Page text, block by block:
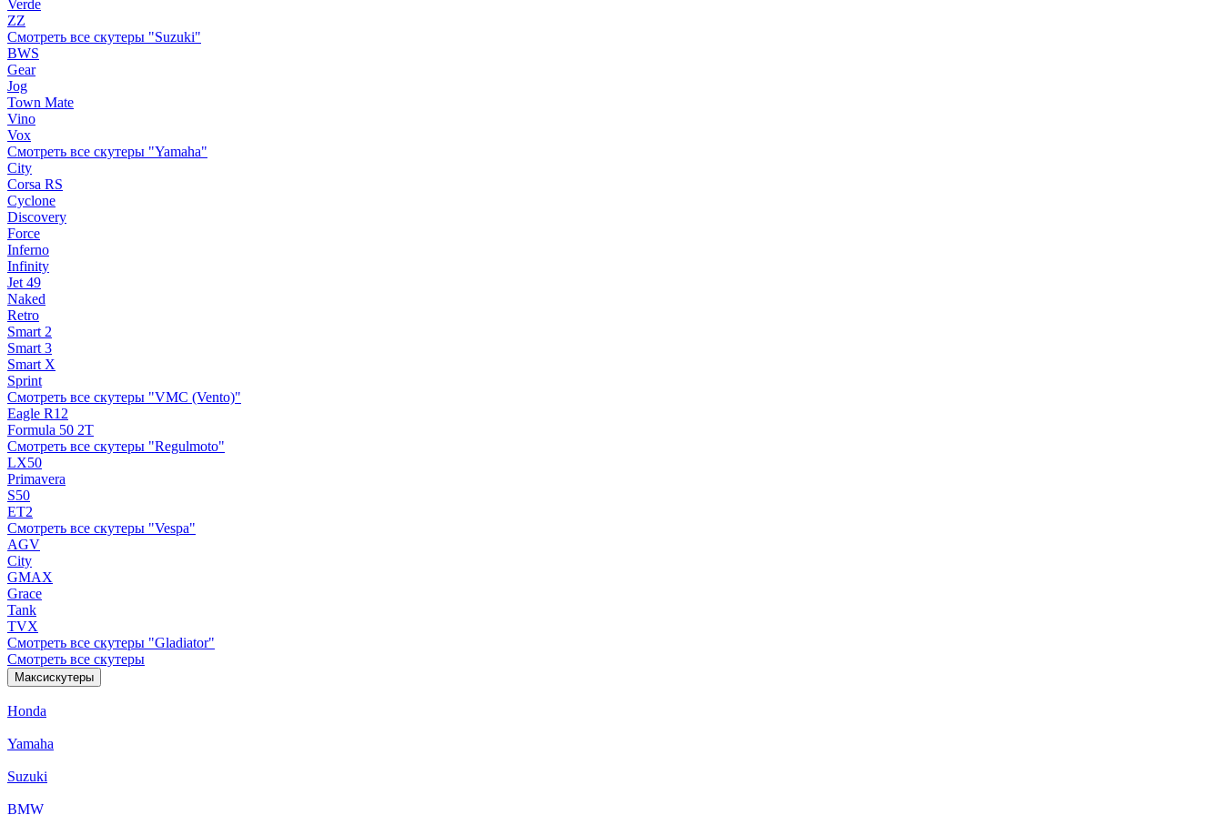
Verde
ZZ
Смотреть все скутеры "Suzuki"
BWS
Gear
Jog
Town Mate
Vino
Vox
Смотреть все скутеры "Yamaha"
City
Corsa RS
Cyclone
Discovery
Force
Inferno
Infinity
Jet 49
Naked
Retro
Smart 2
Smart 3
Smart X
Sprint
Смотреть все скутеры "VMC (Vento)"
Eagle R12
Formula 50 2Т
Смотреть все скутеры "Regulmoto"
LX50
Primavera
S50
ET2
Смотреть все скутеры "Vespa"
AGV
City
GMAX
Grace
Tank
TVX
Смотреть все скутеры "Gladiator"
Смотреть все скутеры
Максискутеры
Honda
Yamaha
Suzuki
BMW